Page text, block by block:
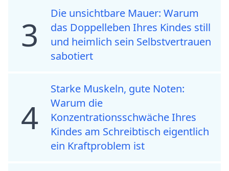
3
Die unsichtbare Mauer: Warum
das Doppelleben Ihres Kindes still
und heimlich sein Selbstvertrauen
sabotiert
4
Starke Muskeln, gute Noten:
Warum die
Konzentrationsschwäche Ihres
Kindes am Schreibtisch eigentlich
ein Kraftproblem ist